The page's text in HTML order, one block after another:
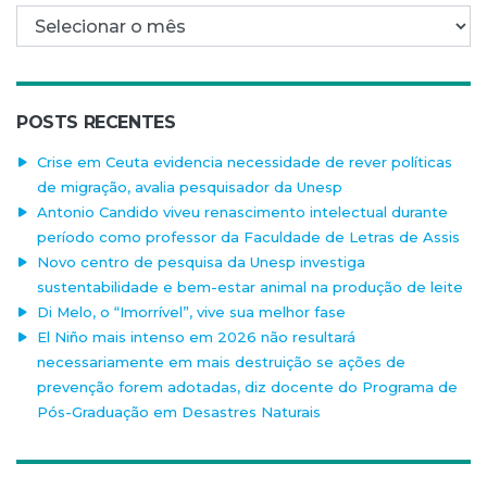
Arquivo mensal
POSTS RECENTES
Crise em Ceuta evidencia necessidade de rever políticas
de migração, avalia pesquisador da Unesp
Antonio Candido viveu renascimento intelectual durante
período como professor da Faculdade de Letras de Assis
Novo centro de pesquisa da Unesp investiga
sustentabilidade e bem-estar animal na produção de leite
Di Melo, o “Imorrível”, vive sua melhor fase
El Niño mais intenso em 2026 não resultará
necessariamente em mais destruição se ações de
prevenção forem adotadas, diz docente do Programa de
Pós-Graduação em Desastres Naturais